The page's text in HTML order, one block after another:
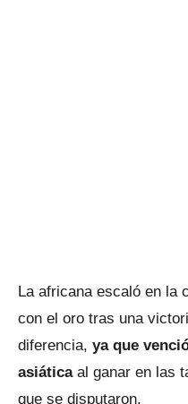
La africana escaló en la
con el oro tras una
diferencia, ya que
asiáticaal ganar en las
que se disputaron.